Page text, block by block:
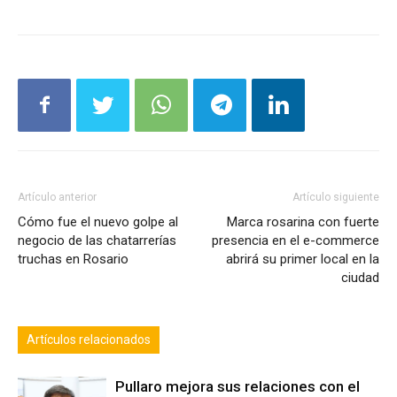
Artículo anterior
Cómo fue el nuevo golpe al
negocio de las chatarrerías
truchas en Rosario
Artículo siguiente
Marca rosarina con fuerte
presencia en el e-commerce
abrirá su primer local en la
ciudad
Artículos relacionados
Pullaro mejora sus relaciones con el